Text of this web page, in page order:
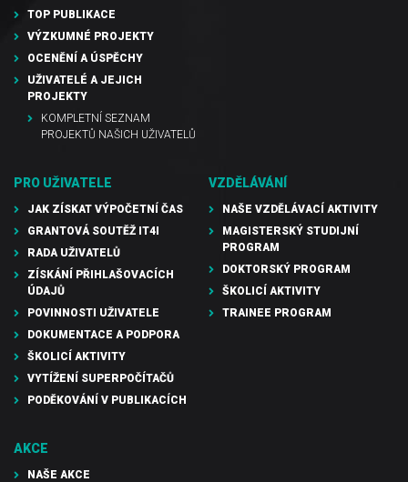
TOP PUBLIKACE
VÝZKUMNÉ PROJEKTY
OCENĚNÍ A ÚSPĚCHY
UŽIVATELÉ A JEJICH
PROJEKTY
KOMPLETNÍ SEZNAM
PROJEKTŮ NAŠICH UŽIVATELŮ
PRO UŽIVATELE
JAK ZÍSKAT VÝPOČETNÍ ČAS
GRANTOVÁ SOUTĚŽ IT4I
RADA UŽIVATELŮ
ZÍSKÁNÍ PŘIHLAŠOVACÍCH
ÚDAJŮ
POVINNOSTI UŽIVATELE
DOKUMENTACE A PODPORA
ŠKOLICÍ AKTIVITY
VYTÍŽENÍ SUPERPOČÍTAČŮ
PODĚKOVÁNÍ V PUBLIKACÍCH
VZDĚLÁVÁNÍ
NAŠE VZDĚLÁVACÍ AKTIVITY
MAGISTERSKÝ STUDIJNÍ
PROGRAM
DOKTORSKÝ PROGRAM
ŠKOLICÍ AKTIVITY
TRAINEE PROGRAM
AKCE
NAŠE AKCE